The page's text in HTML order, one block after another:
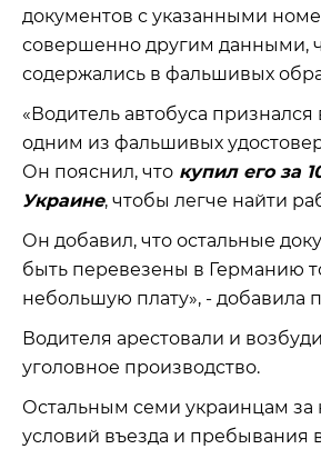
документов с указанными
совершенно другим данными,
содержались в фальшивых
«Водитель автобуса
одним из фальшивых
Он пояснил, что купил его за
Украине, чтобы легче найти
Он добавил, что остальные
быть перевезены в Германию
небольшую плату», - добавила
Водителя арестовали и
уголовное производство.
Остальным семи украинцам за
условий въезда и пребывания